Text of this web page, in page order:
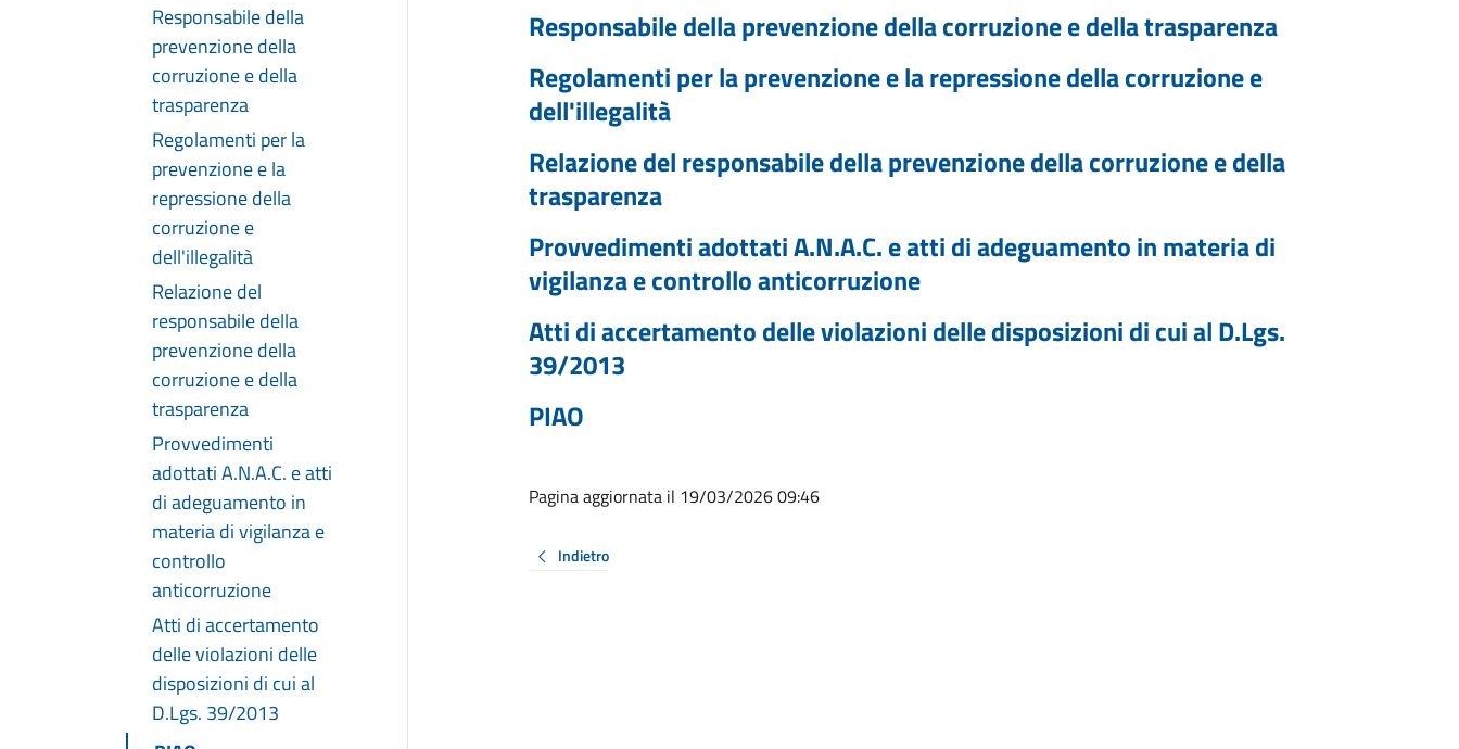
Responsabile della
prevenzione della
corruzione e della
trasparenza
Regolamenti per la
prevenzione e la
repressione della
corruzione e
dell'illegalità
Relazione del
responsabile della
prevenzione della
corruzione e della
trasparenza
Provvedimenti
adottati A.N.A.C. e atti
di adeguamento in
materia di vigilanza e
controllo
anticorruzione
Atti di accertamento
delle violazioni delle
disposizioni di cui al
D.Lgs. 39/2013
Responsabile della prevenzione della corruzione e della trasparenza
Regolamenti per la prevenzione e la repressione della corruzione e
dell'illegalità
Relazione del responsabile della prevenzione della corruzione e della
trasparenza
Provvedimenti adottati A.N.A.C. e atti di adeguamento in materia di
vigilanza e controllo anticorruzione
Atti di accertamento delle violazioni delle disposizioni di cui al D.Lgs.
39/2013
PIAO
Pagina aggiornata il 19/03/2026 09:46
Indietro